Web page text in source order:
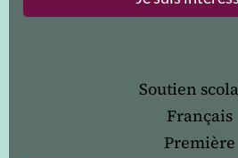
Soutien
Français
Première